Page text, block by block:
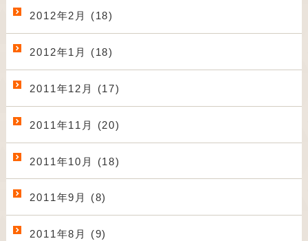
2012年2月 (18)
2012年1月 (18)
2011年12月 (17)
2011年11月 (20)
2011年10月 (18)
2011年9月 (8)
2011年8月 (9)